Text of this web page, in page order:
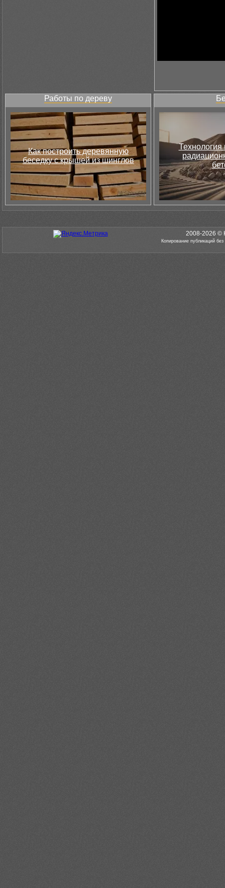
Работы по дереву
Как построить деревянную
беседку с крышей из шинглов
Технология
2008-2026 ©
Копирование публикаций